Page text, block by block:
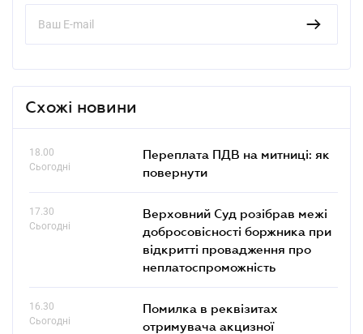
Схожі новини
18.00
Сьогодні
Переплата ПДВ на митниці: як
повернути
17.30
Сьогодні
Верховний Суд розібрав межі
добросовісності боржника при
відкритті провадження про
неплатоспроможність
16.30
Сьогодні
Помилка в реквізитах
отримувача акцизної